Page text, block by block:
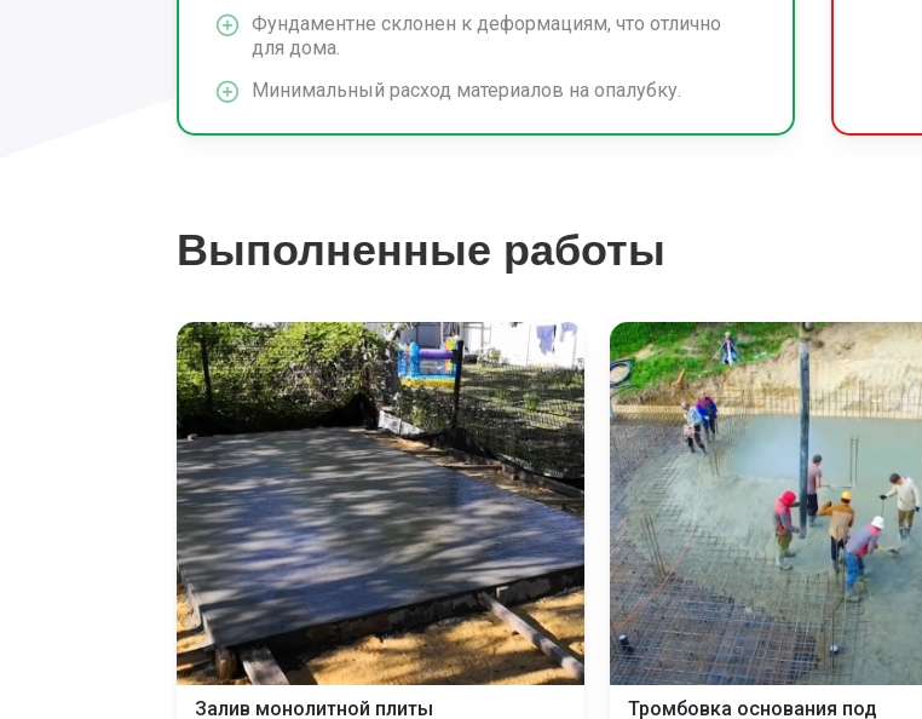
Фундаментне склонен к деформациям, что отлично
для дома.
Минимальный расход материалов на опалубку.
Выполненные работы
Залив монолитной плиты Тромбовка основания под